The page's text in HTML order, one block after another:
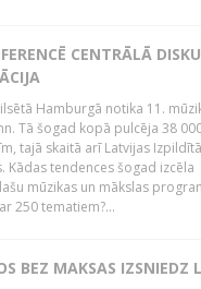
CENTRĀLĀ
Hamburgā notika 11.
Tā šogad kopā pulcēja 38
tajā skaitā arī Latvijas
tendences šogad izcēla
mūzikas un mākslas
250 tematiem?...
BEZ MAKSAS IZSNIEDZ